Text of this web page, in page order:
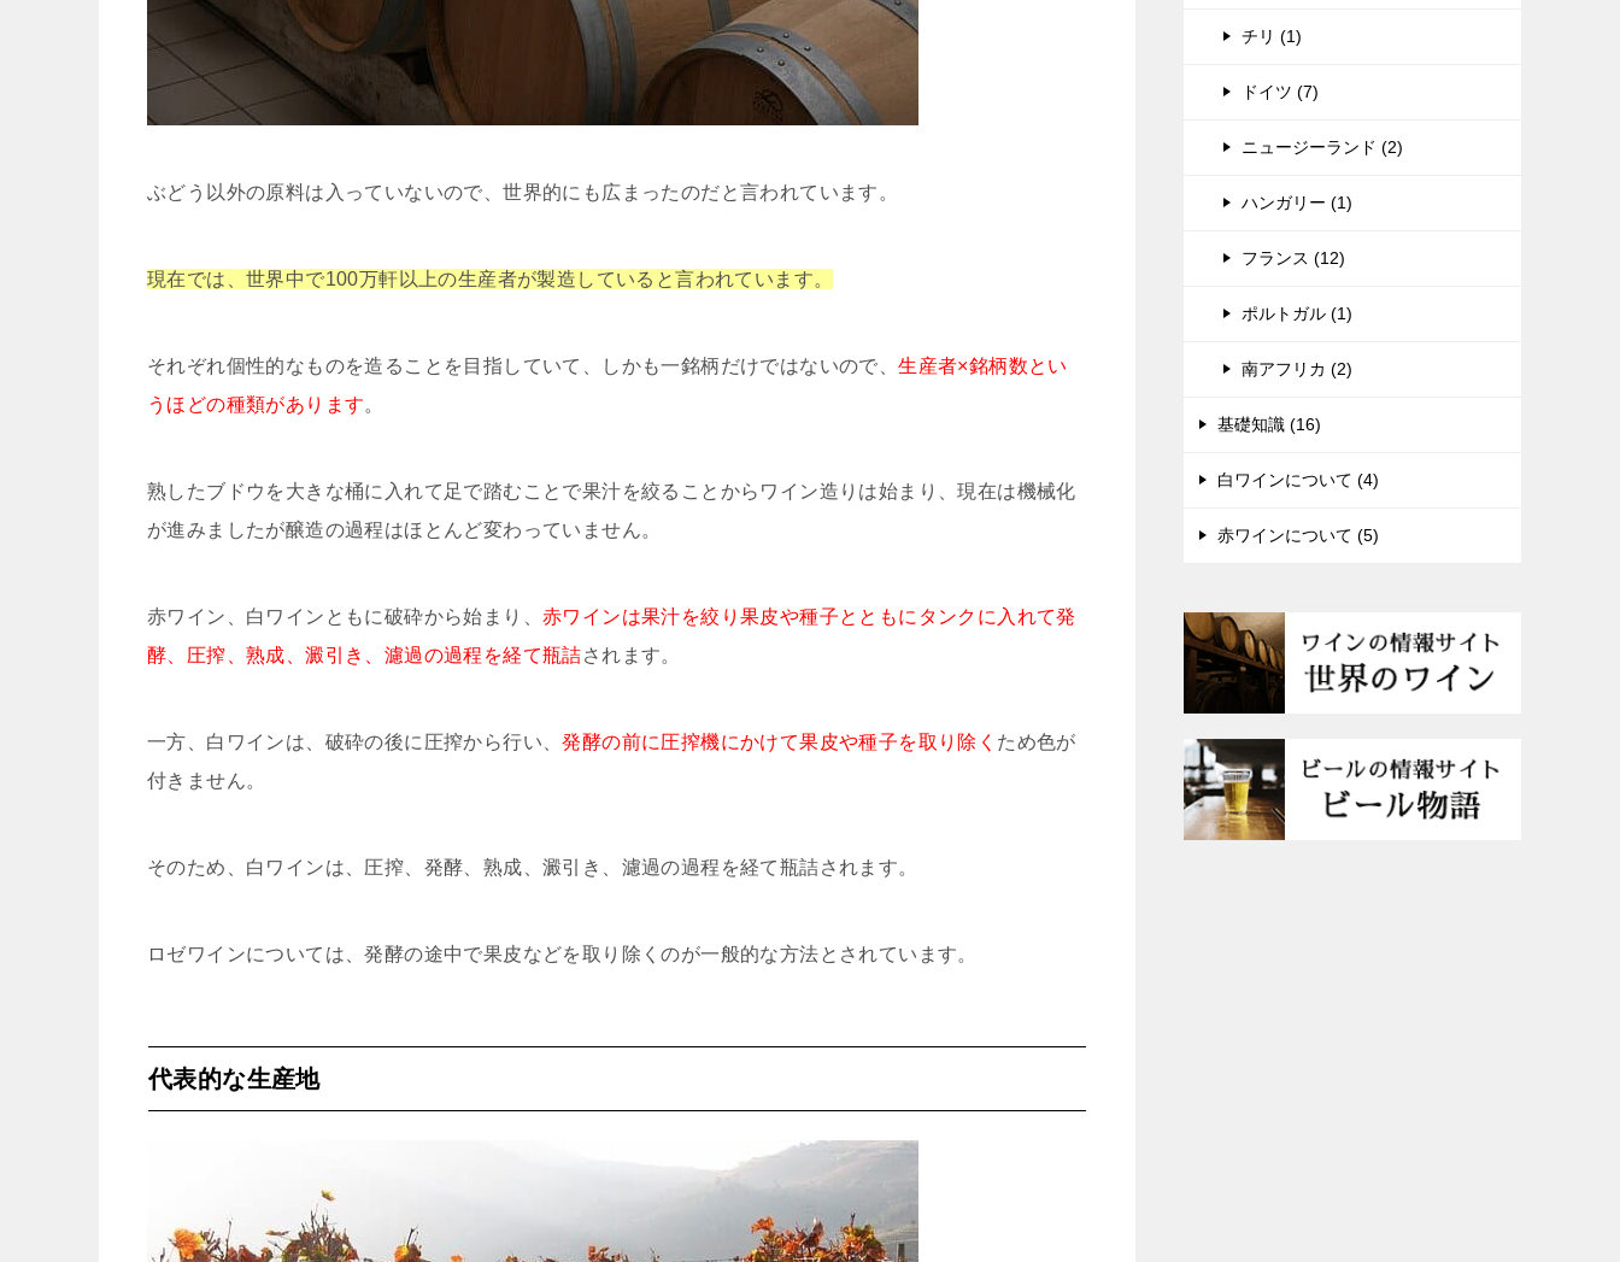
ぶどう以外の原料は入っていないので、世界的にも広まったのだと言われています。
現在では、世界中で100万軒以上の生産者が製造していると言われています。
それぞれ個性的なものを造ることを目指していて、しかも一銘柄だけではないので、生産者×銘柄数とい
うほどの種類があります。
熟したブドウを大きな桶に入れて足で踏むことで果汁を絞ることからワイン造りは始まり、現在は機械化
が進みましたが醸造の過程はほとんど変わっていません。
赤ワイン、白ワインともに破砕から始まり、 赤ワインは果汁を絞り果皮や種子とともにタンクに入れて発
酵、圧搾、熟成、澱引き、濾過の過程を経て瓶詰されます。
一方、白ワインは、破砕の後に圧搾から行い、発酵の前に圧搾機にかけて果皮や種子を取り除く ため色が
付きません。
そのため、白ワインは、圧搾、発酵、熟成、澱引き、濾過の過程を経て瓶詰されます。
ロゼワインについては、発酵の途中で果皮などを取り除くのが一般的な方法とされています。
代表的な生産地
チリ (1)
ドイツ (7)
ニュージーランド (2)
ハンガリー (1)
フランス (12)
ポルトガル (1)
南アフリカ (2)
基礎知識 (16)
白ワインについて (4)
赤ワインについて (5)